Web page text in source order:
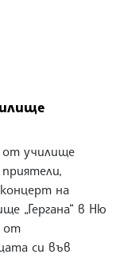
от училище
на
„Гергана“ в Ню
от
си във